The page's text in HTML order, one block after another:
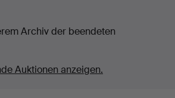
Archiv der beendeten
Auktionen anzeigen.